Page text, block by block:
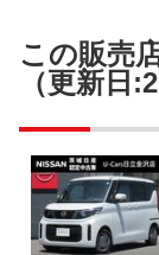
この販売
（更新日